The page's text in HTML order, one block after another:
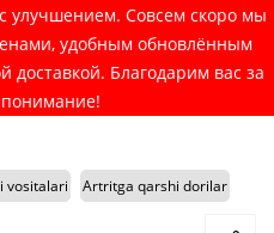
улучшением. Совсем скоро мы
удобным обновлённым
доставкой. Благодарим вас за
vositalari
Artritga qarshi dorilar